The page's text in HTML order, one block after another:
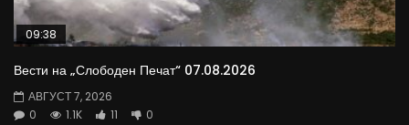
09:38
Вести на „Слободен Печат“ 07.08.2026
АВГУСТ 7, 2026
0
1.1K 11 0